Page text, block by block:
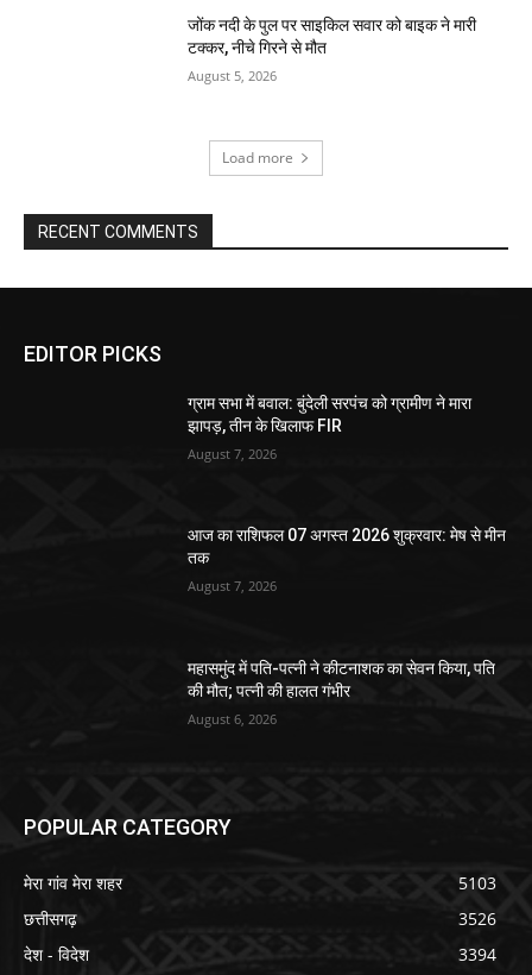
जोंक नदी के पुल पर साइकिल सवार को बाइक ने मारी
टक्कर, नीचे गिरने से मौत
August 5, 2026
Load more
RECENT COMMENTS
EDITOR PICKS
ग्राम सभा में बवाल: बुंदेली सरपंच को ग्रामीण ने मारा
झापड़, तीन के खिलाफ FIR
August 7, 2026
आज का राशिफल 07 अगस्त 2026 शुक्रवार: मेष से मीन
तक
August 7, 2026
महासमुंद में पति-पत्नी ने कीटनाशक का सेवन किया, पति
की मौत; पत्नी की हालत गंभीर
August 6, 2026
POPULAR CATEGORY
मेरा गांव मेरा शहर
5103
छत्तीसगढ़
3526
देश - विदेश
3394